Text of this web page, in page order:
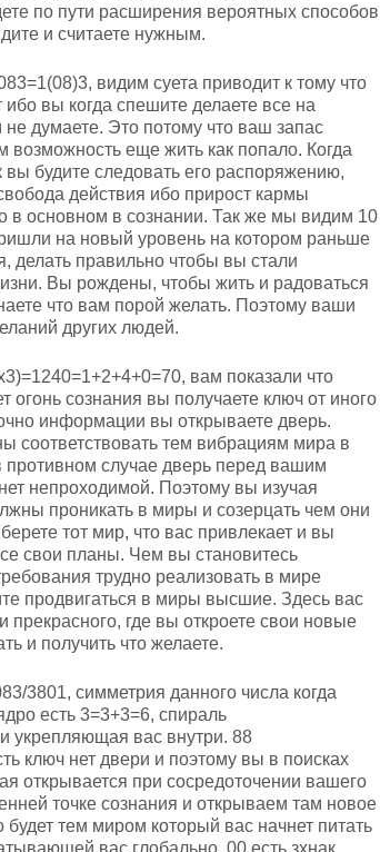
по пути расширения вероятных способов
и считаете нужным.
видим суета приводит к тому что
вы когда спешите делаете все на
думаете. Это потому что ваш запас
возможность еще жить как попало. Когда
вы будите следовать его распоряжению,
действия ибо прирост кармы
в основном в сознании. Так же мы видим 10
на новый уровень на котором раньше
делать правильно чтобы вы стали
Вы рождены, чтобы жить и радоваться
что вам порой желать. Поэтому ваши
других людей.
вам показали что
огонь сознания вы получаете ключ от иного
информации вы открываете дверь.
соответствовать тем вибрациям мира в
противном случае дверь перед вашим
непроходимой. Поэтому вы изучая
проникать в миры и созерцать чем они
тот мир, что вас привлекает и вы
свои планы. Чем вы становитесь
трудно реализовать в мире
продвигаться в миры высшие. Здесь вас
прекрасного, где вы откроете свои новые
и получить что желаете.
3801, симметрия данного числа когда
есть 3=3+3=6, спираль
укрепляющая вас внутри. 88
ключ нет двери и поэтому вы в поисках
открывается при сосредоточении вашего
точке сознания и открываем там новое
будет тем миром который вас начнет питать
вас глобально. 00 есть зхнак